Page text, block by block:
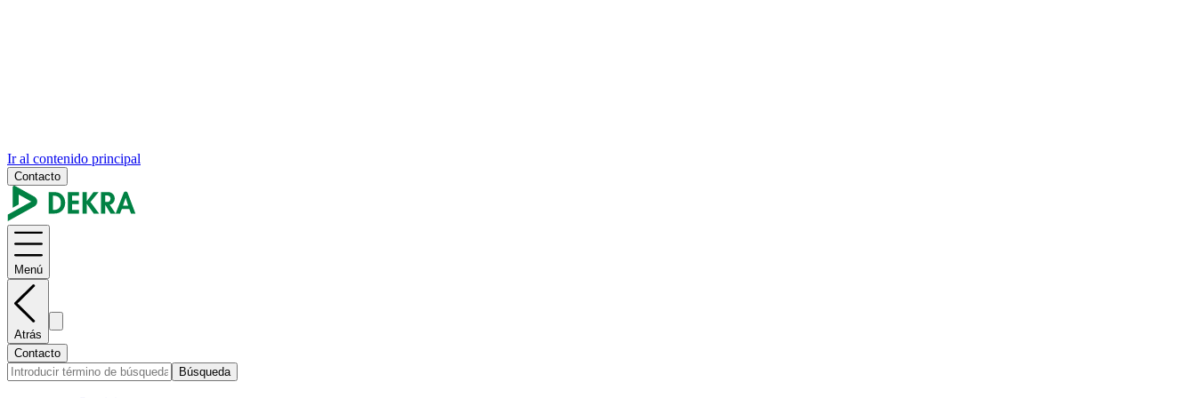
Ir al contenido principal
Contacto
Menú
Atrás
Contacto
Búsqueda